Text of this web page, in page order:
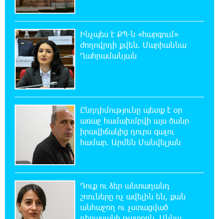
Սլովակիայի նախկին ղեկավարները
պահանջում են, որ Նիկոլ Փաշինյանը
դադարեցնի Հայ Առաքելական Եկեղեցու նկատմամբ
քաղաքական հետապնդումները և ճնշումները
11:47:14 8-08-2026
Բանկային գաղտնիքի ապօրինի արտահոսք,
մերժված վարույթներ և լռող բանկեր.
ահազանգում է գործարարը
11:26:57 8-08-2026
Ավետիք Չալաբյանն օրինակելի հայ է և չի
վախենում իշխանությունների
ապօրինություններից. Լարիսա Ալավերդյան
10:11:47 8-08-2026
Մեր ուժը մեր աշխատակիցներն են. ԶՊՄԿ
Ինչպես է ՔՊ-ն «հարգում»
ժողովրդի քվեն. Մարիաննա
Ղահրամանյան
Ընդդիմությունը պետք է օր
առաջ համախմբվի այս ծանր
իրավիճակից դուրս գալու
համար. Արմեն Մանվելյան
Դուք ու ձեր անտաղանդ
շոուները ոչ ավելին են, քան
անհաջող ու չստացված